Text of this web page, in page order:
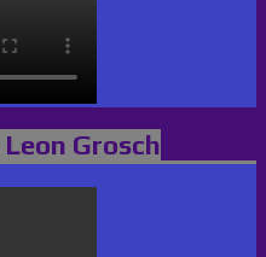
Grosch